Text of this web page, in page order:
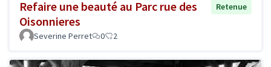
Refaire une beauté au Parc rue des
Oisonnieres
Retenue
Severine Perret 0 2